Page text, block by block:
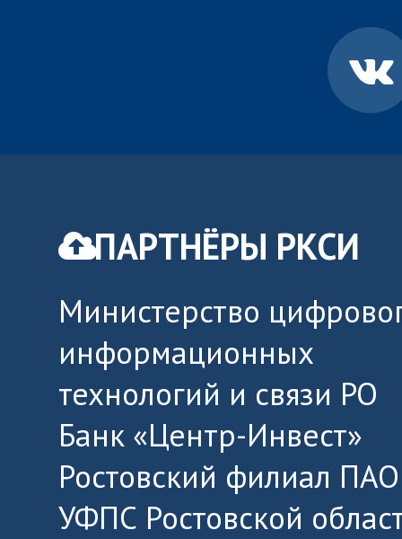
ПАРТНЁРЫ РКСИ
Министерство
информационных
технологий и связи РО
Банк «Центр-Инвест»
Ростовский филиал
УФПС Ростовской